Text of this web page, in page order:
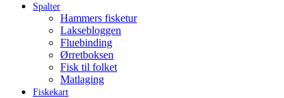
Spalter
Hammers fisketur
Laksebloggen
Fluebinding
Ørretboksen
Fisk til folket
Matlaging
Fiskekart